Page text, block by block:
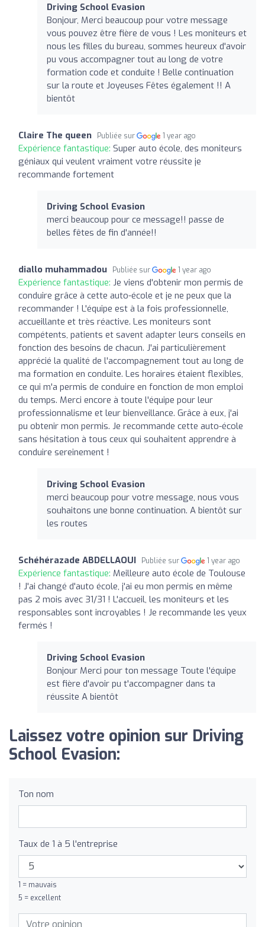
Driving School Evasion
Bonjour, Merci beaucoup pour votre message
vous pouvez être fière de vous ! Les moniteurs et
nous les filles du bureau, sommes heureux d'avoir
pu vous accompagner tout au long de votre
formation code et conduite ! Belle continuation
sur la route et Joyeuses Fêtes également !! A
bientôt
Claire The queen Publiée sur 1 year ago
Expérience fantastique: Super auto école, des moniteurs
géniaux qui veulent vraiment votre réussite je
recommande fortement
Driving School Evasion
merci beaucoup pour ce message!! passe de
belles fêtes de fin d'année!!
diallo muhammadou Publiée sur 1 year ago
Expérience fantastique: Je viens d'obtenir mon permis de
conduire grâce à cette auto-école et je ne peux que la
recommander ! L'équipe est à la fois professionnelle,
accueillante et très réactive. Les moniteurs sont
compétents, patients et savent adapter leurs conseils en
fonction des besoins de chacun. J'ai particulièrement
apprécié la qualité de l'accompagnement tout au long de
ma formation en conduite. Les horaires étaient flexibles,
ce qui m'a permis de conduire en fonction de mon emploi
du temps. Merci encore à toute l'équipe pour leur
professionnalisme et leur bienveillance. Grâce à eux, j'ai
pu obtenir mon permis. Je recommande cette auto-école
sans hésitation à tous ceux qui souhaitent apprendre à
conduire sereinement !
Driving School Evasion
merci beaucoup pour votre message, nous vous
souhaitons une bonne continuation. A bientôt sur
les routes
Schéhérazade ABDELLAOUI Publiée sur 1 year ago
Expérience fantastique: Meilleure auto école de Toulouse
! J'ai changé d'auto école, j'ai eu mon permis en même
pas 2 mois avec 31/31 ! L'accueil, les moniteurs et les
responsables sont incroyables ! Je recommande les yeux
fermés !
Driving School Evasion
Bonjour Merci pour ton message Toute l'équipe
est fière d'avoir pu t'accompagner dans ta
réussite A bientôt
Laissez votre opinion sur Driving
School Evasion:
Ton nom
Taux de 1 à 5 l'entreprise
1 = mauvais
5 = excellent